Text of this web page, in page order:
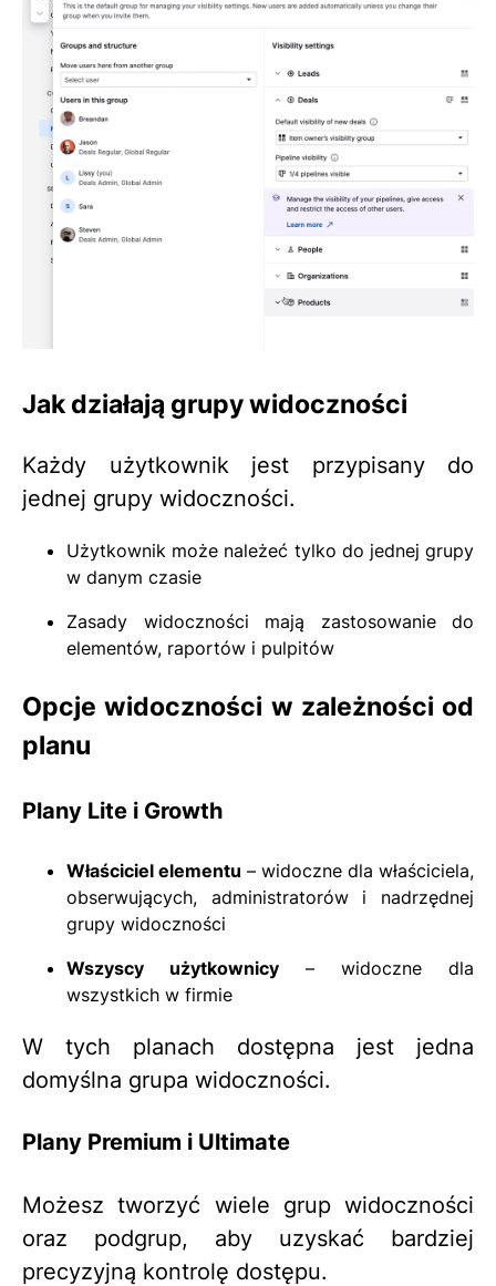
Jak działają grupy widoczności
Każdy użytkownik jest przypisany do
jednej grupy widoczności.
Użytkownik może należeć tylko do jednej grupy
w danym czasie
Zasady widoczności mają zastosowanie do
elementów, raportów i pulpitów
Opcje widoczności w zależności od
planu
Plany Lite i Growth
Właściciel elementu – widoczne dla właściciela,
obserwujących, administratorów i nadrzędnej
grupy widoczności
Wszyscy użytkownicy – widoczne dla
wszystkich w firmie
W tych planach dostępna jest jedna
domyślna grupa widoczności.
Plany Premium i Ultimate
Możesz tworzyć wiele grup widoczności
oraz podgrup, aby uzyskać bardziej
precyzyjną kontrolę dostępu.